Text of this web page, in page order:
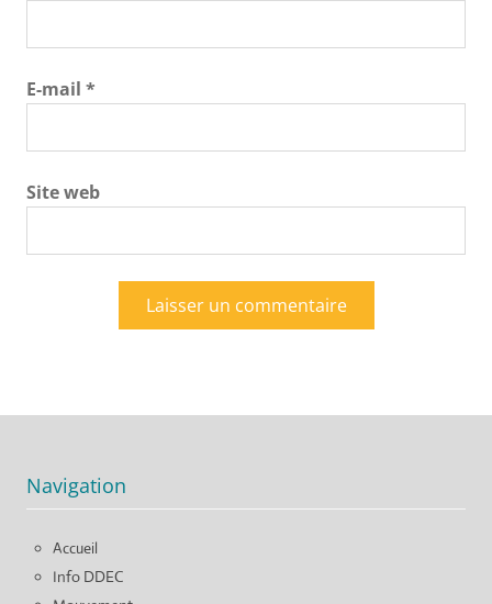
E-mail *
Site web
Navigation
Accueil
Info DDEC